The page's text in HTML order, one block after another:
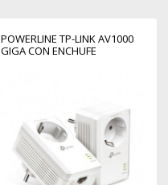
POWERLINE TP-LINK AV1000
GIGA CON ENCHUFE